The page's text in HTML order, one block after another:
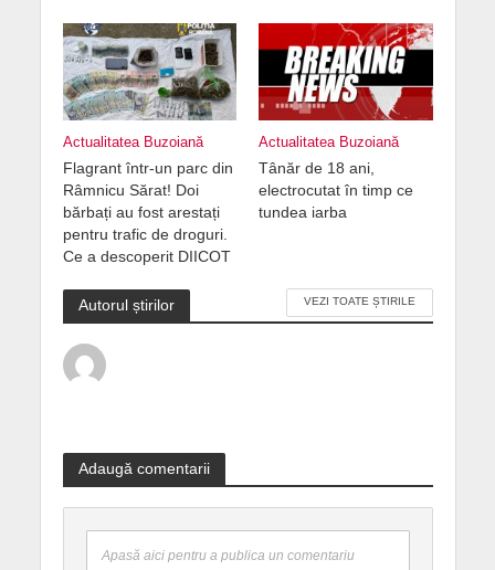
Actualitatea Buzoiană
Flagrant într-un parc din
Râmnicu Sărat! Doi
bărbați au fost arestați
pentru trafic de droguri.
Ce a descoperit DIICOT
Actualitatea Buzoiană
Tânăr de 18 ani,
electrocutat în timp ce
tundea iarba
Autorul știrilor VEZI TOATE ȘTIRILE
Adaugă comentarii
Apasă aici pentru a publica un comentariu